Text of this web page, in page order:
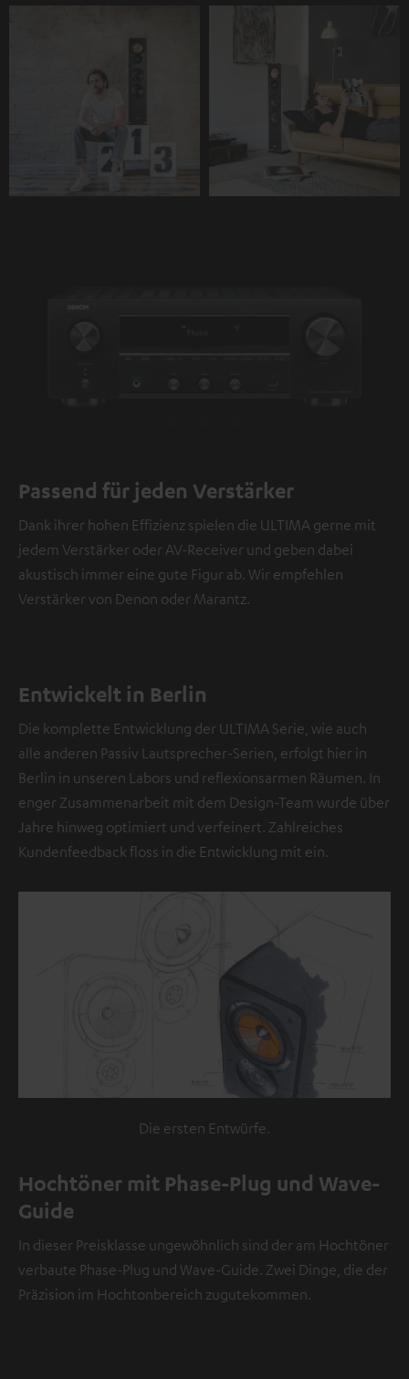
Passend für jeden Verstärker
Dank ihrer hohen Effizienz spielen die ULTIMA gerne mit
jedem Verstärker oder AV-Receiver und geben dabei
akustisch immer eine gute Figur ab. Wir empfehlen
Verstärker von Denon oder Marantz.
Entwickelt in Berlin
Die komplette Entwicklung der ULTIMA Serie, wie auch
alle anderen Passiv Lautsprecher-Serien, erfolgt hier in
Berlin in unseren Labors und reflexionsarmen Räumen. In
enger Zusammenarbeit mit dem Design-Team wurde über
Jahre hinweg optimiert und verfeinert. Zahlreiches
Kundenfeedback floss in die Entwicklung mit ein.
Die ersten Entwürfe.
Hochtöner mit Phase-Plug und Wave-
Guide
In dieser Preisklasse ungewöhnlich sind der am Hochtöner
verbaute Phase-Plug und Wave-Guide. Zwei Dinge, die der
Präzision im Hochtonbereich zugutekommen.